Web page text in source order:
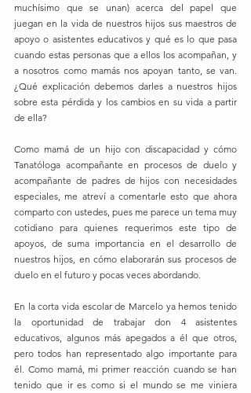
muchísimo que se unan) acerca del papel que
juegan en la vida de nuestros hijos sus maestros de
apoyo o asistentes educativos y qué es lo que pasa
cuando estas personas que a ellos los acompañan, y
a nosotros como mamás nos apoyan tanto, se van.
¿Qué explicación debemos darles a nuestros hijos
sobre esta pérdida y los cambios en su vida a partir
de ella?
Como mamá de un hijo con discapacidad y cómo
Tanatóloga acompañante en procesos de duelo y
acompañante de padres de hijos con necesidades
especiales, me atreví a comentarle esto que ahora
comparto con ustedes, pues me parece un tema muy
cotidiano para quienes requerimos este tipo de
apoyos, de suma importancia en el desarrollo de
nuestros hijos, en cómo elaborarán sus procesos de
duelo en el futuro y pocas veces abordando.
En la corta vida escolar de Marcelo ya hemos tenido
la oportunidad de trabajar don 4 asistentes
educativos, algunos más apegados a él que otros,
pero todos han representado algo importante para
él. Como mamá, mi primer reacción cuando se han
tenido que ir es como si el mundo se me viniera